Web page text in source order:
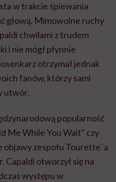
w trakcie śpiewania
głową. Mimowolne ruchy
chwilami z trudem
i nie mógł płynnie
otrzymał jednak
fanów, którzy sami
utwór.
popularność
Me While You Wait” czy
objawy zespołu Tourette`a
Capaldi otworzył się na
występu w